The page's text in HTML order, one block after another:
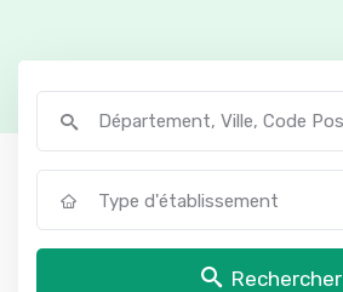
Type d'établissement
Rechercher